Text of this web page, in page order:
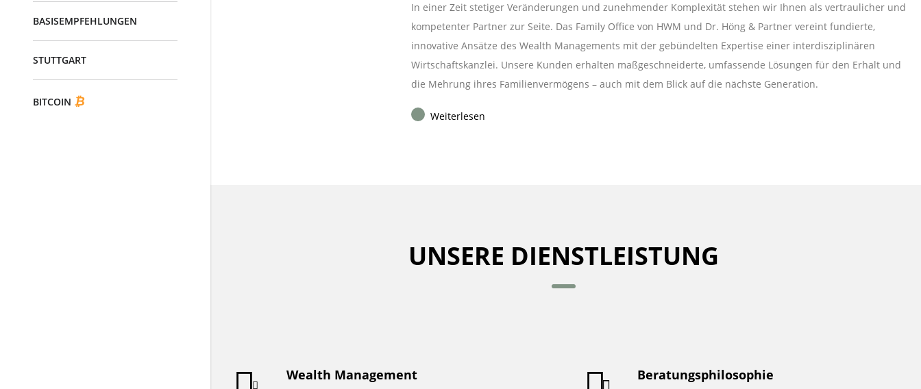
BASISEMPFEHLUNGEN
STUTTGART
BITCOIN ₿
In einer Zeit stetiger Veränderungen und zunehmender Komplexität stehen wir Ihnen als vertraulicher und
kompetenter Partner zur Seite. Das Family Office von HWM und Dr. Höng & Partner vereint fundierte,
innovative Ansätze des Wealth Managements mit der gebündelten Expertise einer interdisziplinären
Wirtschaftskanzlei. Unsere Kunden erhalten maßgeschneiderte, umfassende Lösungen für den Erhalt und
die Mehrung ihres Familienvermögens – auch mit dem Blick auf die nächste Generation.
Weiterlesen
UNSERE DIENSTLEISTUNG
Wealth Management Beratungsphilosophie